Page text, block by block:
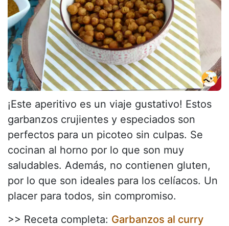
¡Este aperitivo es un viaje gustativo! Estos
garbanzos crujientes y especiados son
perfectos para un picoteo sin culpas. Se
cocinan al horno por lo que son muy
saludables. Además, no contienen gluten,
por lo que son ideales para los celíacos. Un
placer para todos, sin compromiso.
>> Receta completa: Garbanzos al curry